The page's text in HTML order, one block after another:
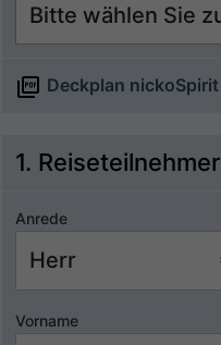
Deckplan nickoSpirit
1. Reiseteilnehmer
Anrede
Vorname